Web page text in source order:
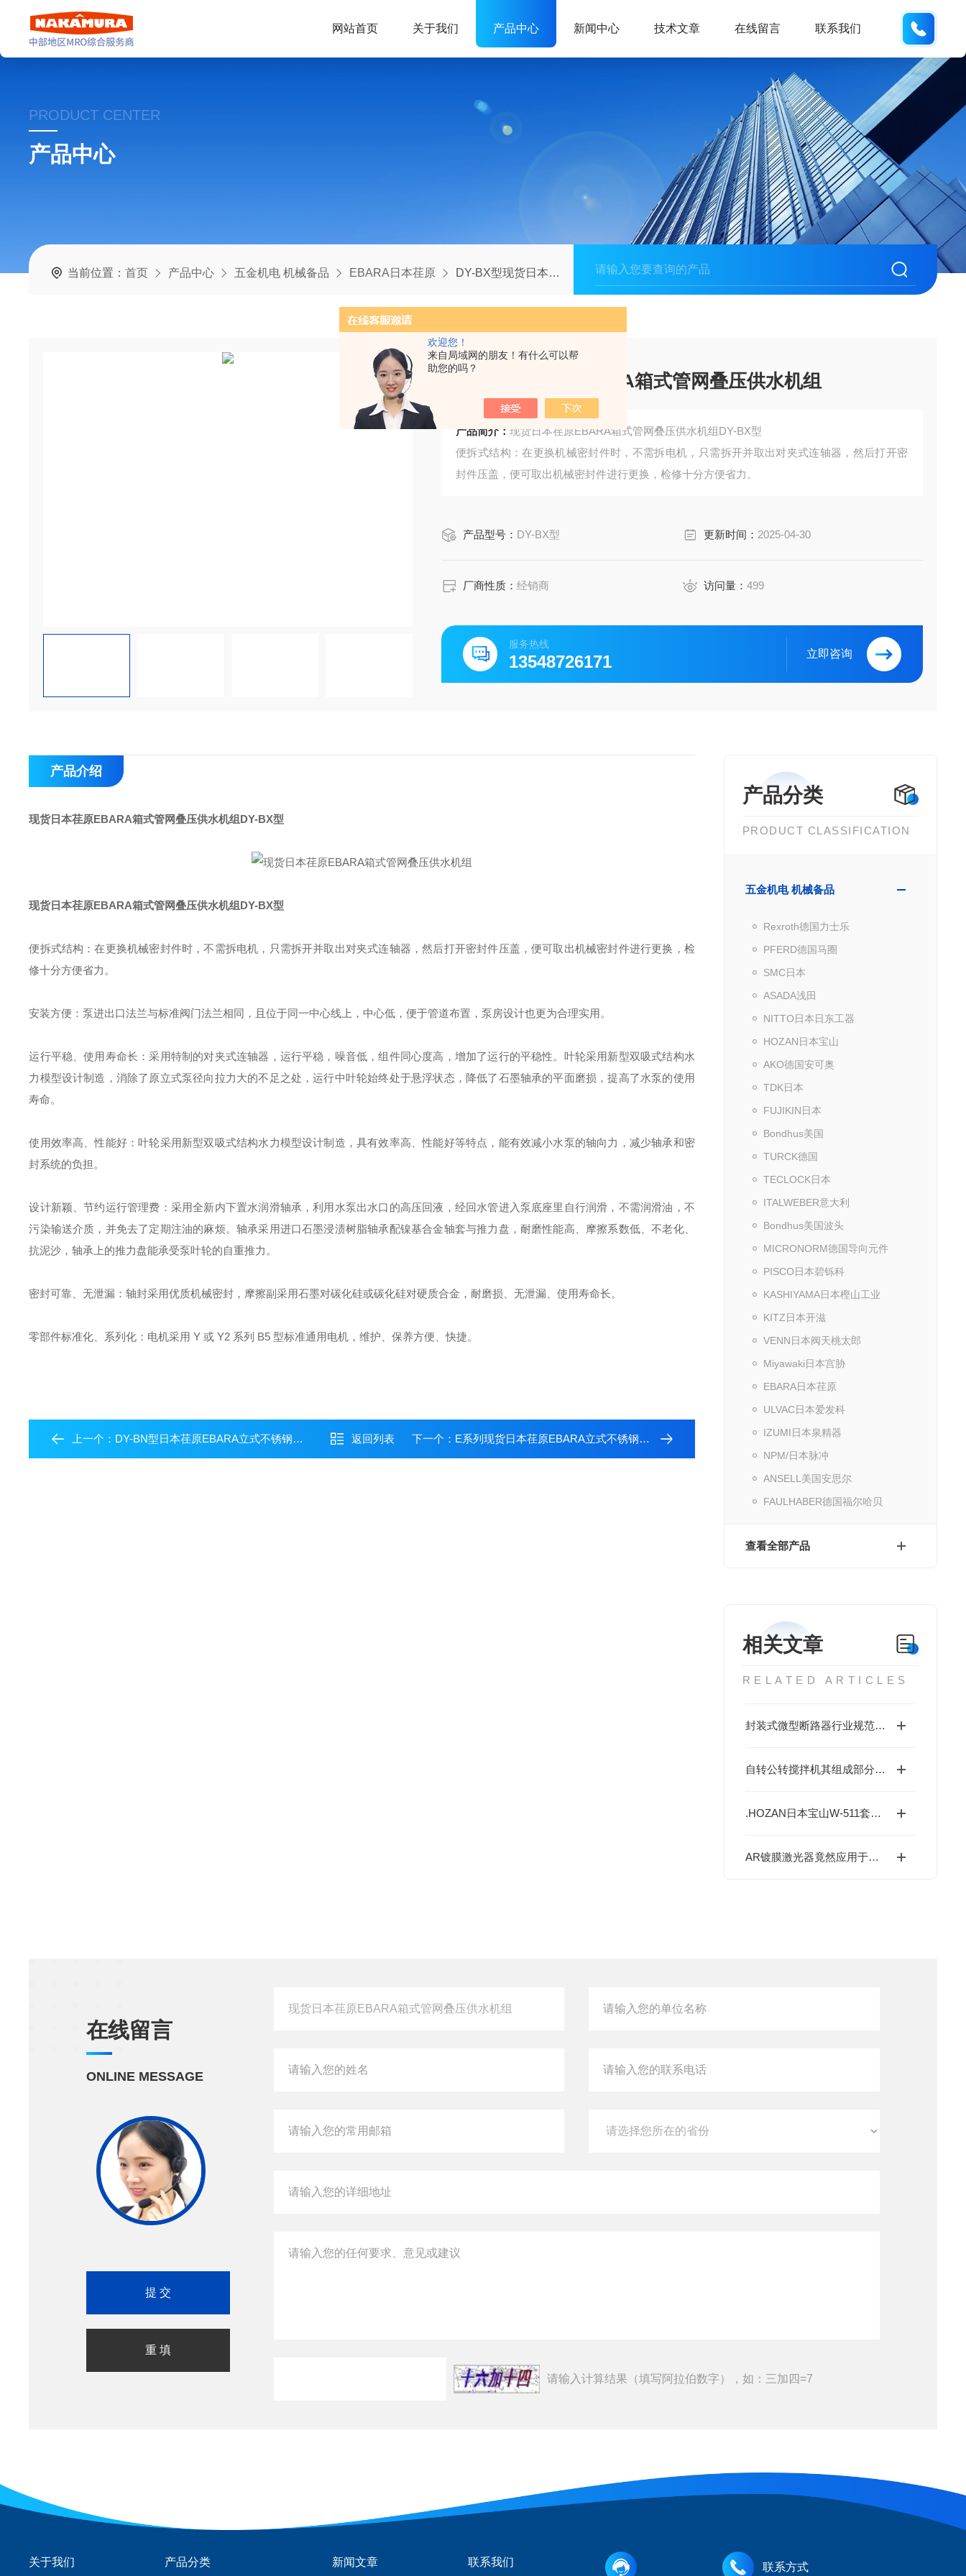
欢迎您！
来自局域网的朋友！有什么可以帮
助您的吗？
网站首页 关于我们 产品中心 新闻中心 技术文章 在线留言 联系我们
PRODUCT CENTER
产品中心
当前位置：首页 产品中心 五金机电 机械备品 EBARA日本荏原 DY-BX型现货日本荏原EBARA箱式管网叠压供水机组
现货日本荏原EBARA箱式管网叠压供水机组
产品简介：现货日本荏原EBARA箱式管网叠压供水机组DY-BX型
便拆式结构：在更换机械密封件时，不需拆电机，只需拆开并取出对夹式连轴器，然后打开密
封件压盖，便可取出机械密封件进行更换，检修十分方便省力。
产品型号： DY-BX型 更新时间： 2025-04-30
厂商性质：经销商 访问量： 499
服务热线
13548726171 立即咨询
产品分类
PRODUCT CLASSIFICATION
五金机电 机械备品
Rexroth德国力士乐
PFERD德国马圈
SMC日本
ASADA浅田
NITTO日本日东工器
HOZAN日本宝山
AKO德国安可奥
TDK日本
FUJIKIN日本
Bondhus美国
TURCK德国
TECLOCK日本
ITALWEBER意大利
Bondhus美国波头
MICRONORM德国导向元件
PISCO日本碧铄科
KASHIYAMA日本樫山工业
KITZ日本开滋
VENN日本阀天桃太郎
Miyawaki日本宫胁
EBARA日本荏原
ULVAC日本爱发科
IZUMI日本泉精器
NPM/日本脉冲
ANSELL美国安思尔
FAULHABER德国福尔哈贝
查看全部产品
相关文章
RELATED ARTICLES
封装式微型断路器行业规范：以 NEC GHG6232101R1007 为例的技术解读
自转公转搅拌机其组成部分主要包括以下核心部件
.HOZAN日本宝山W-511套筒扳手套装技术深度解析
AR镀膜激光器竟然应用于以下几大领域中
产品介绍
现货日本荏原EBARA箱式管网叠压供水机组 DY-BX型
现货日本荏原EBARA箱式管网叠压供水机组 DY-BX型
便拆式结构：在更换机械密封件时，不需拆电机，只需拆开并取出对夹式连轴器，然后打开密封件压盖，便可取出机械密封件进行更换，检
修十分方便省力。
安装方便：泵进出口法兰与标准阀门法兰相同，且位于同一中心线上，中心低，便于管道布置，泵房设计也更为合理实用。
运行平稳、使用寿命长：采用特制的对夹式连轴器，运行平稳，噪音低，组件同心度高，增加了运行的平稳性。叶轮采用新型双吸式结构水
力模型设计制造，消除了原立式泵径向拉力大的不足之处，运行中叶轮始终处于悬浮状态，降低了石墨轴承的平面磨损，提高了水泵的使用
寿命。
使用效率高、性能好：叶轮采用新型双吸式结构水力模型设计制造，具有效率高、性能好等特点，能有效减小水泵的轴向力，减少轴承和密
封系统的负担。
设计新颖、节约运行管理费：采用全新内下置水润滑轴承，利用水泵出水口的高压回液，经回水管进入泵底座里自行润滑，不需润滑油，不
污染输送介质，并免去了定期注油的麻烦。轴承采用进口石墨浸渍树脂轴承配镍基合金轴套与推力盘，耐磨性能高、摩擦系数低、不老化、
抗泥沙，轴承上的推力盘能承受泵叶轮的自重推力。
密封可靠、无泄漏：轴封采用优质机械密封，摩擦副采用石墨对碳化硅或碳化硅对硬质合金，耐磨损、无泄漏、使用寿命长。
零部件标准化、系列化：电机采用 Y 或 Y2 系列 B5 型标准通用电机，维护、保养方便、快捷。
上一个： DY-BN型日本荏原EBARA立式不锈钢多级泵DY-BN 返回列表 下一个： E系列现货日本荏原EBARA立式不锈钢多级泵
在线留言
ONLINE MESSAGE
请输入计算结果（填写阿拉伯数字），如：三加四=7
关于我们 产品分类 新闻文章 联系我们 联系方式